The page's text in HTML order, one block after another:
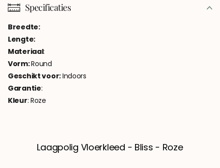
Specificaties
Breedte:
Lengte:
Materiaal:
Vorm:Round
Geschikt voor:Indoors
Garantie:
Kleur: Roze
Laagpolig Vloerkleed - Bliss - Roze